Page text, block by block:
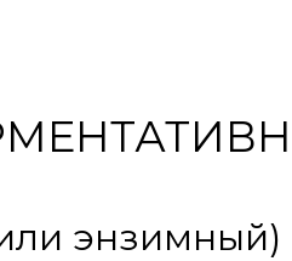
энзимный)